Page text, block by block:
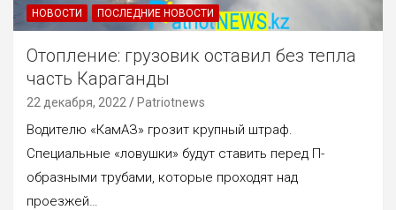
НОВОСТИ ПОСЛЕДНИЕ НОВОСТИ
Отопление: грузовик оставил без тепла
часть Караганды
22 декабря, 2022 Patriotnews
Водителю «КамАЗ» грозит крупный штраф.
Специальные «ловушки» будут ставить перед П-
образными трубами, которые проходят над
проезжей…